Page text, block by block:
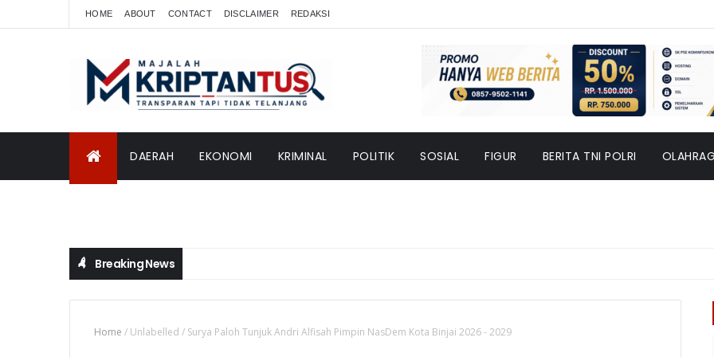
HOME ABOUT CONTACT DISCLAIMER REDAKSI
DAERAH EKONOMI KRIMINAL POLITIK SOSIAL FIGUR BERITA TNI POLRI
Breaking News
Home / Unlabelled / Surya Paloh Tunjuk Andri Alfisah Pimpin NasDem Kota Binjai 2026 - 2029